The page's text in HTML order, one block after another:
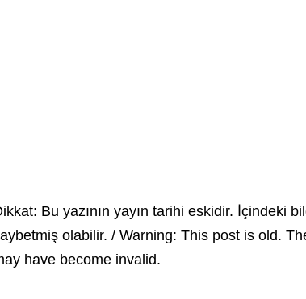
Bu yazının yayın tarihi eskidir. İçindeki
olabilir. / Warning: This post is old.
have become invalid.